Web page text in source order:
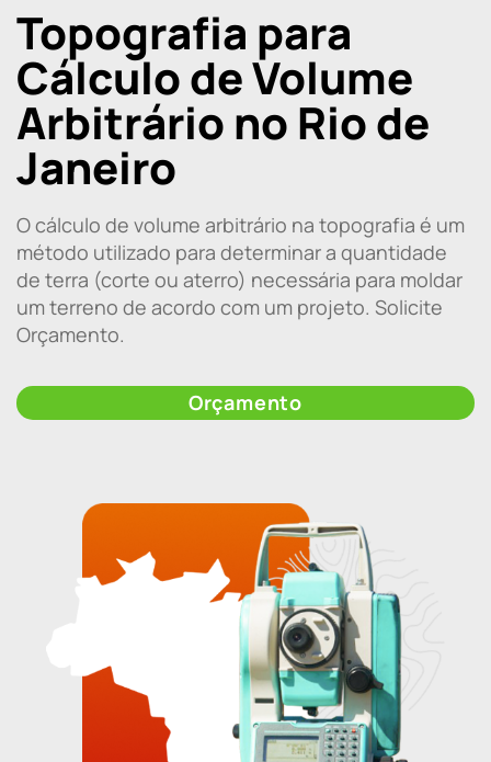
Topografia para
Cálculo de Volume
Arbitrário no Rio de
Janeiro
O cálculo de volume arbitrário na topografia é um
método utilizado para determinar a quantidade
de terra (corte ou aterro) necessária para moldar
um terreno de acordo com um projeto. Solicite
Orçamento.
Orçamento